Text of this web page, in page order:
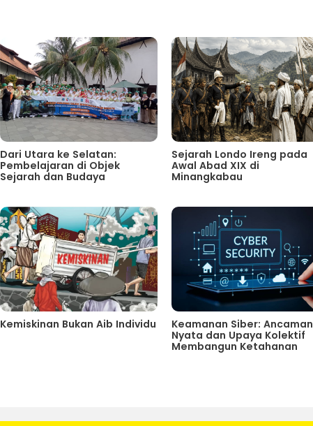
Dari Utara ke Selatan:
Pembelajaran di Objek
Sejarah dan Budaya
Sejarah Londo Ireng pada
Awal Abad XIX di
Minangkabau
Kemiskinan Bukan Aib Individu
Keamanan Siber: Ancaman
Nyata dan Upaya Kolektif
Membangun Ketahanan